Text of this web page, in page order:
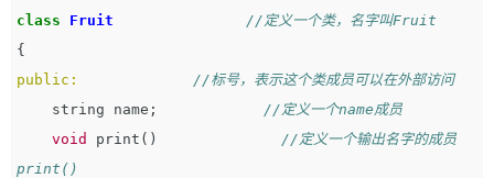
class
Fruit
//定义一个类，名字叫Fruit
{
public:
//标号，表示这个类成员可以在外部访问
string
name ;
void
print ()
//定义一个输出名字的成员
print()